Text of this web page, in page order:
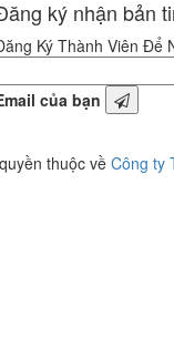
ký nhận bản
Ký Thành Viên Để
của bạn
thuộc vềCông ty